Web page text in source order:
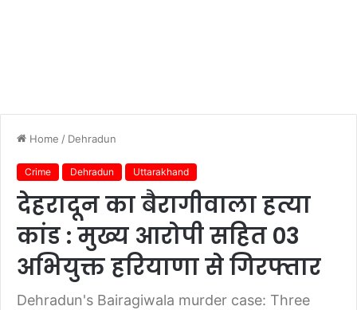
Home / Dehradun
Crime Dehradun Uttarakhand
देहरादून का बैरागीवाला हत्या
कांड : मुख्य आरोपी सहित 03
अभियुक्त हरियाणा से गिरफ्तार
Dehradun's Bairagiwala murder case: Three